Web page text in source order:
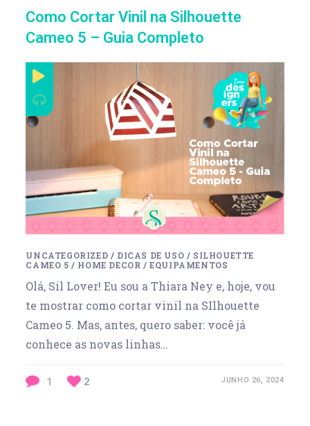
Como Cortar Vinil na Silhouette
Cameo 5 – Guia Completo
UNCATEGORIZED / DICAS DE USO / SILHOUETTE
CAMEO 5 / HOME DECOR /EQUIPAMENTOS
Olá, Sil Lover! Eu sou a Thiara Ney e, hoje, vou
te mostrar como cortar vinil na SIlhouette
Cameo 5. Mas, antes, quero saber: você já
conhece as novas linhas…
1 2 JUNHO 26, 2024